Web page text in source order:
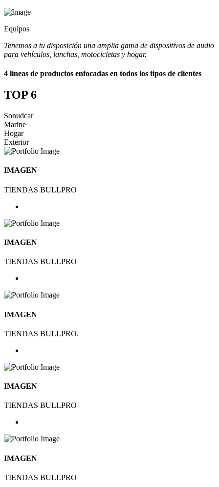
Equipos
Tenemos a tu disposición una amplia gama de dispositivos de audio
para vehículos, lanchas, motocicletas y hogar.
4 lineas de productos enfocadas en todos los tipos de clientes
TOP 6
Sonudcar
Marine
Hogar
Exterior
IMAGEN
TIENDAS BULLPRO
IMAGEN
TIENDAS BULLPRO
IMAGEN
TIENDAS BULLPRO.
IMAGEN
TIENDAS BULLPRO
IMAGEN
TIENDAS BULLPRO